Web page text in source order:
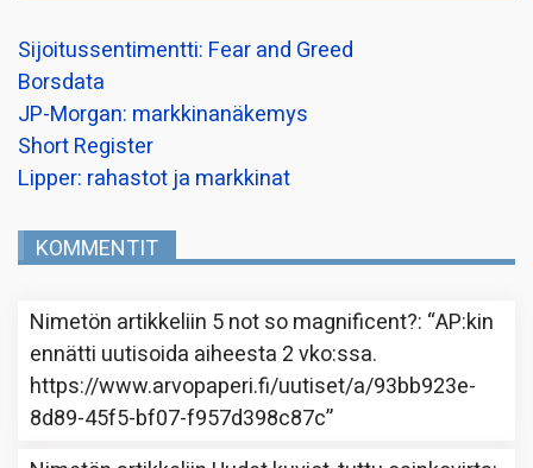
Sijoitussentimentti: Fear and Greed
Borsdata
JP-Morgan: markkinanäkemys
Short Register
Lipper: rahastot ja markkinat
KOMMENTIT
Nimetön artikkeliin 5 not so magnificent?: “AP:kin
ennätti uutisoida aiheesta 2 vko:ssa.
https://www.arvopaperi.fi/uutiset/a/93bb923e-
8d89-45f5-bf07-f957d398c87c”